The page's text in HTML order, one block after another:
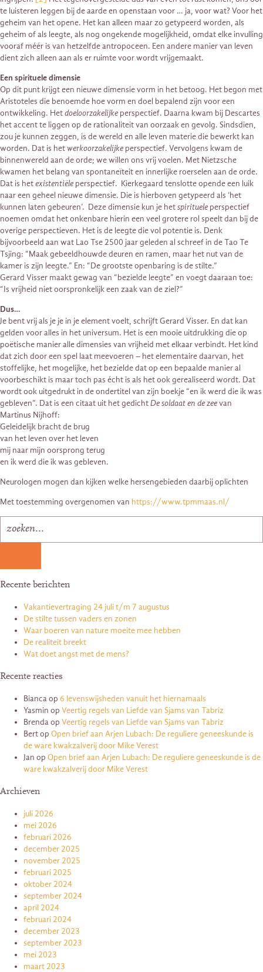
te luisteren leggen bij de aarde en openstaan voor … ja, voor wat? Voor het
geheim van het opene. Het kan alleen maar zo getypeerd worden, als
geheim of als leegte, als nog ongekende mogelijkheid, omdat elke invulling
vooraf méér is van hetzelfde antropoceen. Een andere manier van leven
dient zich alleen aan als er ruimte voor wordt vrijgemaakt.
Een spirituele dimensie
Op dit punt krijgt een nieuwe dimensie vorm in het betoog. Het begon met
Aristoteles die benoemde hoe vorm en doel bepalend zijn voor een
ontwikkeling. Hetdoeloorzakelijke perspectief. Daarna kwam bij Descartes
het accent te liggen op de rationaliteit van oorzaak en gevolg. Sindsdien,
zou je kunnen zeggen, is de wereld en alle leven materie die bewerkt kan
worden. Dat is hetwerkoorzakelijke perspectief. Vervolgens kwam de
binnenwereld aan de orde; we willen ons vrij voelen. Met Nietzsche
kwamen het belang van spontaneïteit en innerlijke roerselen aan de orde.
Dat is hetexistentiële perspectief. Kierkegaard tenslotte opende een luik
naar een geheel nieuwe dimensie. Die is hierboven getypeerd als ‘het
kunnen laten gebeuren’. Deze dimensie kun je hetspirituele perspectief
noemen omdat het onkenbare hierin een veel grotere rol speelt dan bij de
overige perspectieven. Het is de leegte die vol potentie is. Denk
bijvoorbeeld aan wat Lao Tse 2500 jaar geleden al schreef in de Tao Te
Tsjing: “Maak gebeeldhouwde deuren en ramen, maar het nut van de
kamer is zijn leegte.” En: “De grootste openbaring is de stilte.”
Gerard Visser maakt gewag van “bezielde leegte” en voegt daaraan toe:
“Is vrijheid niet oorspronkelijk een zaak van de ziel?”
Dus…
Je bent vrij als je je in je element voelt, schrijft Gerard Visser. En dat kan
gelden voor alles in het universum. Het is een mooie uitdrukking die op
poëtische manier alle dimensies van vrijheid met elkaar verbindt. Het kind
dat zich door een spel laat meevoeren – het elementaire daarvan, het
stoffelijke, het mogelijke, het bezielde dat op een bepaalde manier al
voorbeschikt is maar toch pas écht is als het ook gerealiseerd wordt. Dat
wordt ook uitgedrukt in de ondertitel van zijn boekje “en ik werd die ik was
gebleven”. Dat is een citaat uit het gedichtDe soldaat en de zeevan
Martinus Nijhoff:
Geleidelijk bracht de brug
van het leven over het leven
mij naar mijn oorsprong terug
en ik werd die ik was gebleven.
Neurologen mogen dan kijken welke hersengebieden daarbij oplichten
Met toestemming overgenomen van https://www.tpmmaas.nl/
Recente berichten
Vakantievertraging 24 juli t/m 7 augustus
De stilte tussen vaders en zonen
Waar boeren van nature moeite mee hebben
De realiteit breekt
Wat doet angst met de mens?
Recente reacties
Biancaop 6 levenswijsheden vanuit het hiernamaals
Yasmin op Veertig regels van Liefde van Sjams van Tabriz
Brendaop Veertig regels van Liefde van Sjams van Tabriz
Bertop Open brief aan Arjen Lubach: De reguliere geneeskunde is
de ware kwakzalverij door Mike Verest
Jan op Open brief aan Arjen Lubach: De reguliere geneeskunde is de
ware kwakzalverij door Mike Verest
Archieven
juli 2026
mei 2026
februari 2026
december 2025
november 2025
februari 2025
oktober 2024
september 2024
april 2024
februari 2024
december 2023
september 2023
mei 2023
maart 2023